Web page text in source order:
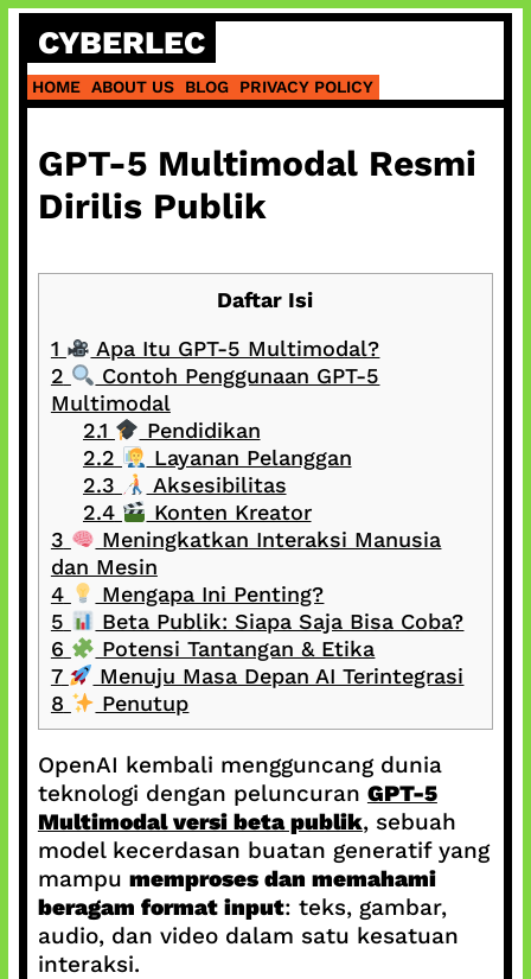
Skip
content
CYBERLEC
HOME ABOUT US BLOG PRIVACY POLICY
GPT-5 Multimodal Resmi
Dirilis Publik
Daftar Isi
1
Apa Itu GPT‑5 Multimodal?
2
Contoh Penggunaan GPT‑5
Multimodal
2.1
Pendidikan
2.2
Layanan Pelanggan
2.3
Aksesibilitas
2.4
Konten Kreator
3
Meningkatkan Interaksi Manusia
dan Mesin
4
Mengapa Ini Penting?
5
Beta Publik: Siapa Saja Bisa Coba?
6
Potensi Tantangan & Etika
7
Menuju Masa Depan AI Terintegrasi
8
Penutup
OpenAI kembali mengguncang dunia
teknologi dengan peluncuran GPT‑5
Multimodal versi beta publik, sebuah
model kecerdasan buatan generatif yang
mampu memproses dan memahami
beragam format input: teks, gambar,
audio, dan video dalam satu kesatuan
interaksi.